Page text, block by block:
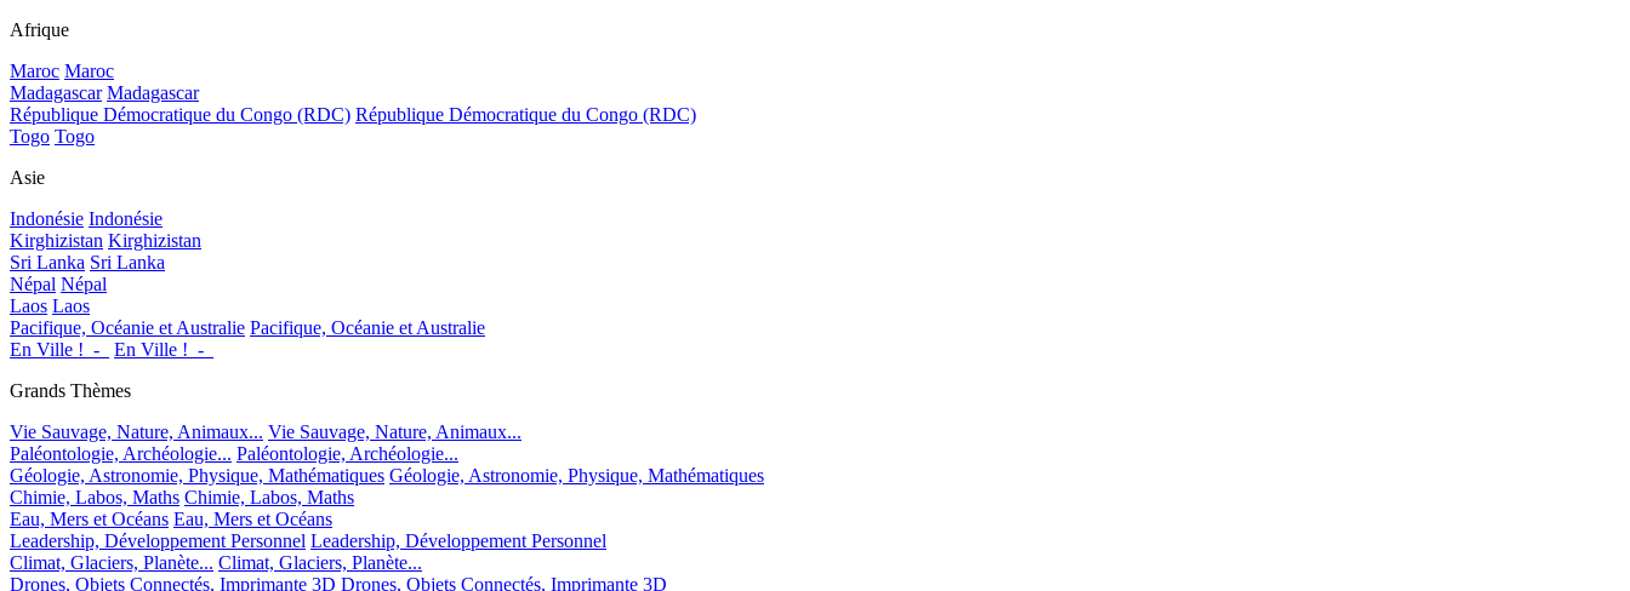
Afrique
Maroc Maroc
Madagascar Madagascar
République Démocratique du Congo (RDC) République Démocratique du Congo (RDC)
Togo Togo
Asie
Indonésie Indonésie
Kirghizistan Kirghizistan
Sri Lanka Sri Lanka
Népal Népal
Laos Laos
Pacifique, Océanie et Australie Pacifique, Océanie et Australie
En Ville !_-_
En Ville !_-_
Grands Thèmes
Vie Sauvage, Nature, Animaux... Vie Sauvage, Nature, Animaux...
Paléontologie, Archéologie... Paléontologie, Archéologie...
Géologie, Astronomie, Physique, Mathématiques Géologie, Astronomie, Physique, Mathématiques
Chimie, Labos, Maths Chimie, Labos, Maths
Eau, Mers et Océans Eau, Mers et Océans
Leadership, Développement Personnel Leadership, Développement Personnel
Climat, Glaciers, Planète... Climat, Glaciers, Planète...
Drones, Objets Connectés, Imprimante 3D Drones, Objets Connectés, Imprimante 3D